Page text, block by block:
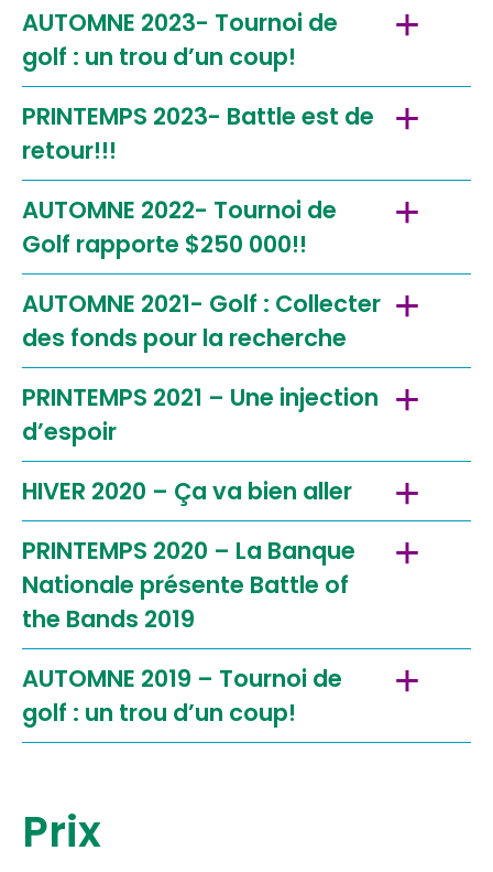
AUTOMNE 2023- Tournoi de
golf : un trou d’un coup!
PRINTEMPS 2023- Battle est de
retour!!!
AUTOMNE 2022- Tournoi de
Golf rapporte $250 000!!
AUTOMNE 2021- Golf : Collecter
des fonds pour la recherche
PRINTEMPS 2021 – Une injection
d’espoir
HIVER 2020 – Ça va bien aller
PRINTEMPS 2020 – La Banque
Nationale présente Battle of
the Bands 2019
AUTOMNE 2019 – Tournoi de
golf : un trou d’un coup!
Prix